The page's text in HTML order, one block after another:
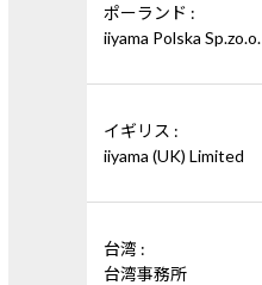
ポーランド :
iiyama Polska Sp.zo.o.
イギリス :
iiyama (UK) Limited
台湾 :
台湾事務所